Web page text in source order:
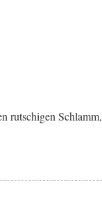
rutschigen Schlamm,